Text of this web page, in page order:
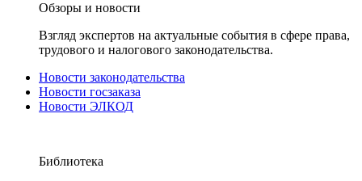
Обзоры и новости
Взгляд экспертов на актуальные события в сфере права,
трудового и налогового законодательства.
Новости законодательства
Новости госзаказа
Новости ЭЛКОД
Библиотека